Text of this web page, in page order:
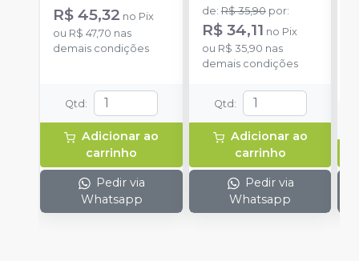
R$ 45,32 no Pix
ou R$ 47,70 nas
demais condições
Qtd :
Adicionar ao
carrinho
Pedir via
Whatsapp
de: R$ 35,90 por:
R$ 34,11 no Pix
ou R$ 35,90 nas
demais condições
Qtd :
Adicionar ao
carrinho
Pedir via
Whatsapp